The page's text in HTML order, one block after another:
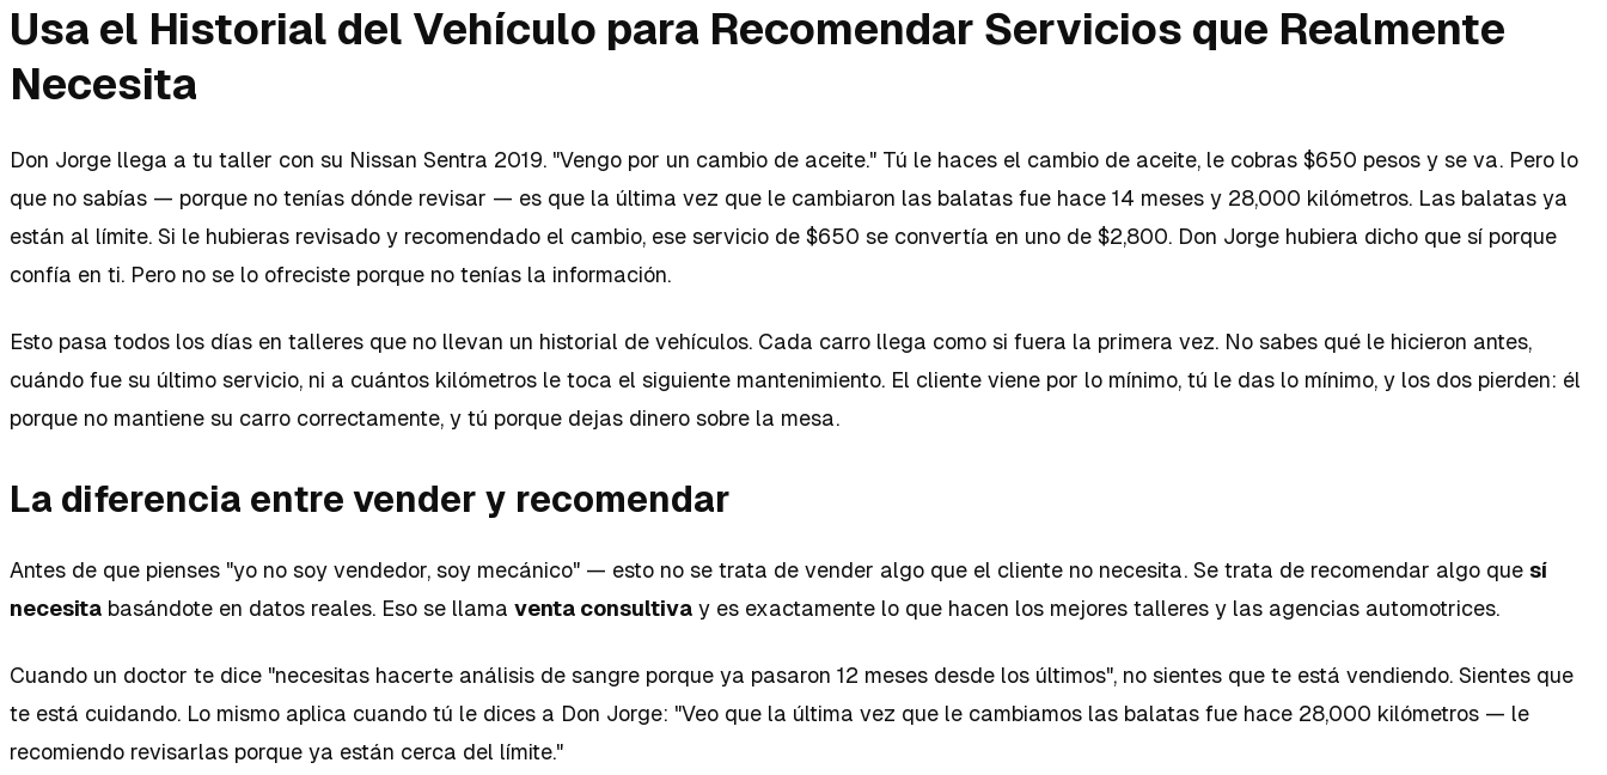
Usa el Historial del Vehículo para Recomendar Servicios que Realmente
Necesita
Don Jorge llega a tu taller con su Nissan Sentra 2019. "Vengo por un cambio de aceite." Tú le haces el cambio de aceite, le cobras $650 pesos y se va. Pero lo
que no sabías — porque no tenías dónde revisar — es que la última vez que le cambiaron las balatas fue hace 14 meses y 28,000 kilómetros. Las balatas ya
están al límite. Si le hubieras revisado y recomendado el cambio, ese servicio de $650 se convertía en uno de $2,800. Don Jorge hubiera dicho que sí porque
confía en ti. Pero no se lo ofreciste porque no tenías la información.
Esto pasa todos los días en talleres que no llevan un historial de vehículos. Cada carro llega como si fuera la primera vez. No sabes qué le hicieron antes,
cuándo fue su último servicio, ni a cuántos kilómetros le toca el siguiente mantenimiento. El cliente viene por lo mínimo, tú le das lo mínimo, y los dos pierden: él
porque no mantiene su carro correctamente, y tú porque dejas dinero sobre la mesa.
La diferencia entre vender y recomendar
Antes de que pienses "yo no soy vendedor, soy mecánico" — esto no se trata de vender algo que el cliente no necesita. Se trata de recomendar algo que sí
necesita basándote en datos reales. Eso se llama venta consultiva y es exactamente lo que hacen los mejores talleres y las agencias automotrices.
Cuando un doctor te dice "necesitas hacerte análisis de sangre porque ya pasaron 12 meses desde los últimos", no sientes que te está vendiendo. Sientes que
te está cuidando. Lo mismo aplica cuando tú le dices a Don Jorge: "Veo que la última vez que le cambiamos las balatas fue hace 28,000 kilómetros — le
recomiendo revisarlas porque ya están cerca del límite."